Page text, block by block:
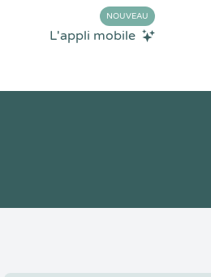
L'appli mobile
NOUVEAU